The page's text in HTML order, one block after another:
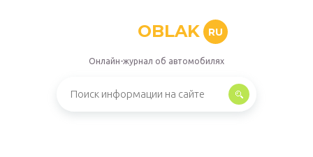
OBLAK RU
Онлайн-журнал об автомобилях